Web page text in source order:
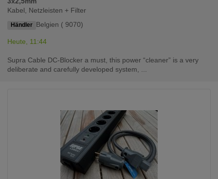
Kabel, Netzleisten + Filter
Händler Belgien ( 9070)
Heute, 11:44
Supra Cable DC-Blocker a must, this power “cleaner” is a very
deliberate and carefully developed system, ...